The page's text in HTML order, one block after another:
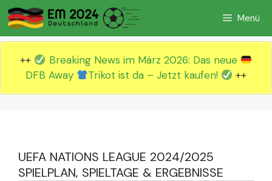
Zum
Inhalt
springen
Menü
++
Breaking News im März 2026: Das neue
DFB Away
Trikot ist da – Jetzt kaufen! ++
UEFA NATIONS LEAGUE 2024/2025
SPIELPLAN, SPIELTAGE & ERGEBNISSE